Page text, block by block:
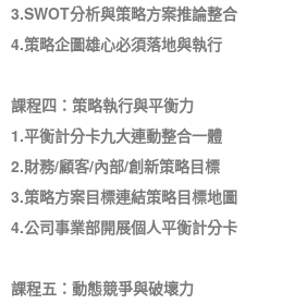
3.SWOT分析與策略方案推論整合
4.策略企圖雄心必須落地與執行
課程四：策略執行與平衡力
1.平衡計分卡九大連動整合一體
2.財務/顧客/內部/創新策略目標
3.策略方案目標連結策略目標地圖
4.公司事業部開展個人平衡計分卡
課程五：動態競爭與破壞力